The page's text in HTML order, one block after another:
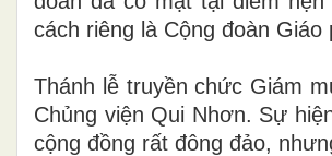
cách riêng là Cộng đoàn Giáo
Thánh lễ truyền chức Giám
Chủng viện Qui Nhơn. Sự
cộng đồng rất đông đảo,